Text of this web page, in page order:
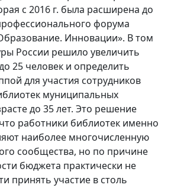
с 2016 г. была расширена до
форума
Инновации». В том
России решило увеличить
25 человек и определить
для участия сотрудников
муниципальных
до 35 лет. Это решение
работники библиотек именно
наиболее многочисленную
сообщества, но по причине
бюджета практически не
принять участие в столь